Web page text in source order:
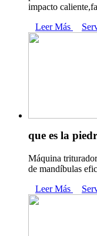
impacto
Leer Más
que es la
Máquina
de mandíbulas
Leer Más